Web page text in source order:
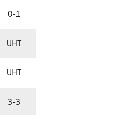
0-1
UHT
UHT
3-3